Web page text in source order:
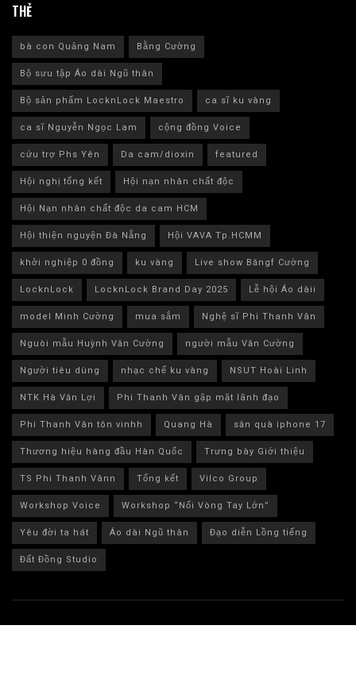
THẺ
bà con Quảng Nam
Bằng Cường
Bộ sưu tập Áo dài Ngũ thân
Bộ sản phẩm LocknLock Maestro
ca sĩ ku vàng
ca sĩ Nguyễn Ngọc Lam
cộng đồng Voice
cứu trợ Phs Yên
Da cam/dioxin
featured
Hội nghị tổng kết
Hội nạn nhân chất độc
Hội Nạn nhân chất độc da cam HCM
Hội thiện nguyện Đà Nẵng
Hội VAVA Tp.HCMM
khởi nghiệp 0 đồng
ku vàng
Live show Băngf Cường
LocknLock
LocknLock Brand Day 2025
Lễ hội Áo dàii
model Minh Cường
mua sắm
Nghệ sĩ Phi Thanh Vân
Nguòi mẫu Huỳnh Văn Cường
người mẫu Văn Cường
Người tiêu dùng
nhạc chế ku vàng
NSUT Hoài Linh
NTK Hà Văn Lợi
Phi Thanh Vân gặp mặt lãnh đạo
Phi Thanh Vân tôn vinhh
Quang Hà
săn quà iphone 17
Thương hiệu hàng đầu Hàn Quốc
Trưng bày Giới thiệu
TS Phi Thanh Vânn
Tổng kết
Vilco Group
Workshop Voice
Workshop “Nối Vòng Tay Lớn”
Yêu đời ta hát
Áo dài Ngũ thân
Đạo diễn Lồng tiếng
Đất Đồng Studio